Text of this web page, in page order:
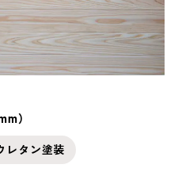
）
レタン塗装